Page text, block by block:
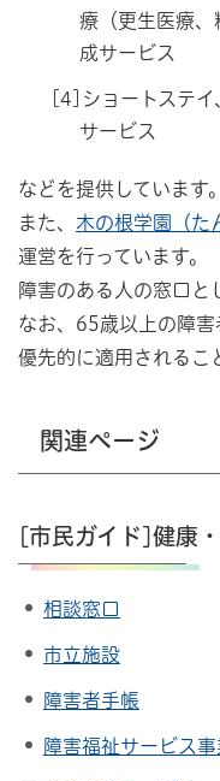
療（更生医療、
成サービス
[4]ショートステイ
サービス
などを提供しています。
また、 木の根学園（た
運営を行っています。
障害のある人の窓口と
なお、65歳以上の障
優先的に適用されるこ
関連ページ
[市民ガイド]健康
相談窓口
市立施設
障害者手帳
障害福祉サービス